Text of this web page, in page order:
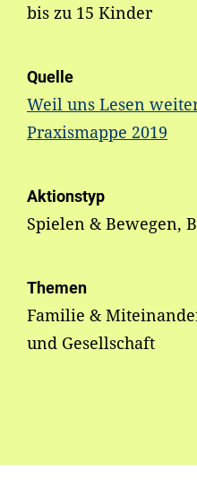
bis zu 15 Kinder
Quelle
Weil uns Lesen
Praxismappe 2019
Aktionstyp
Spielen & Bewegen,
Themen
Familie &
und Gesellschaft